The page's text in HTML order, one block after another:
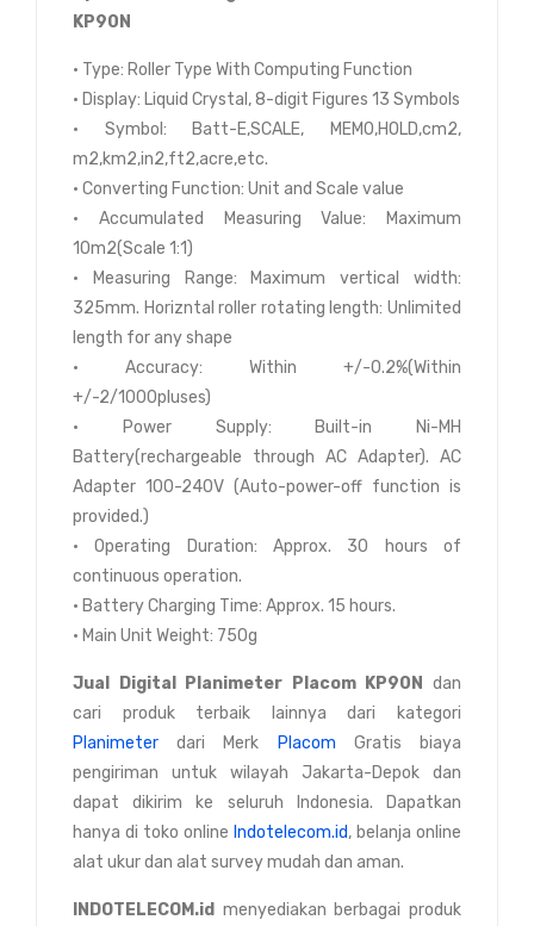
KP90N
• Type: Roller Type With Computing Function
• Display: Liquid Crystal, 8-digit Figures 13 Symbols
• Symbol: Batt-E,SCALE, MEMO,HOLD,cm2,
m2,km2,in2,ft2,acre,etc.
• Converting Function: Unit and Scale value
• Accumulated Measuring Value: Maximum
10m2(Scale 1:1)
• Measuring Range: Maximum vertical width:
325mm. Horizntal roller rotating length: Unlimited
length for any shape
• Accuracy: Within +/-0.2%(Within
+/-2/1000pluses)
• Power Supply: Built-in Ni-MH
Battery(rechargeable through AC Adapter). AC
Adapter 100-240V (Auto-power-off function is
provided.)
• Operating Duration: Approx. 30 hours of
continuous operation.
• Battery Charging Time: Approx. 15 hours.
• Main Unit Weight: 750g
Jual Digital Planimeter Placom KP90N dan
cari produk terbaik lainnya dari kategori
Planimeter dari Merk Placom Gratis biaya
pengiriman untuk wilayah Jakarta-Depok dan
dapat dikirim ke seluruh Indonesia. Dapatkan
hanya di toko online Indotelecom.id, belanja online
alat ukur dan alat survey mudah dan aman.
INDOTELECOM.id menyediakan berbagai produk